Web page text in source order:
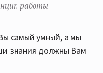
работы
самый умный, а мы
знания должны Вам